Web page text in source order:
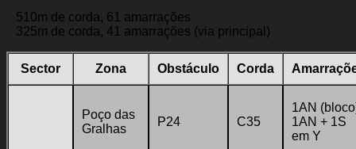
510m de corda, 61 amarrações
325m de corda, 41 amarrações (via principal)
Sector Zona Obstáculo Corda
Poço das
Gralhas
P24 C35
1AN
1AN + 1S
em Y